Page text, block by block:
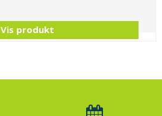
Vis produkt